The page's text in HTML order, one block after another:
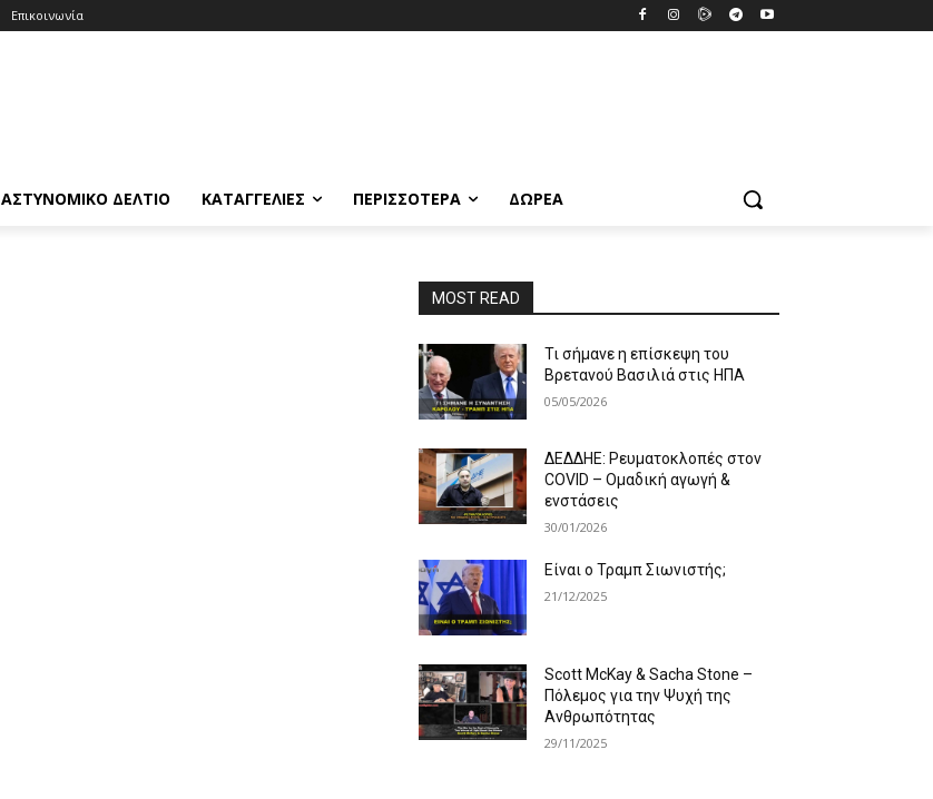
Επικοινωνία
ΑΣΤΥΝΟΜΙΚΟ ΔΕΛΤΙΟ ΚΑΤΑΓΓΕΛΙΕΣ ΠΕΡΙΣΣΟΤΕΡΑ ΔΩΡΕΆ
MOST READ
Τι σήμανε η επίσκεψη του
Βρετανού Βασιλιά στις ΗΠΑ
05/05/2026
ΔΕΔΔΗΕ: Ρευματοκλοπές στον
COVID – Ομαδική αγωγή &
ενστάσεις
30/01/2026
Είναι ο Τραμπ Σιωνιστής;
21/12/2025
Scott McKay & Sacha Stone –
Πόλεμος για την Ψυχή της
Ανθρωπότητας
29/11/2025